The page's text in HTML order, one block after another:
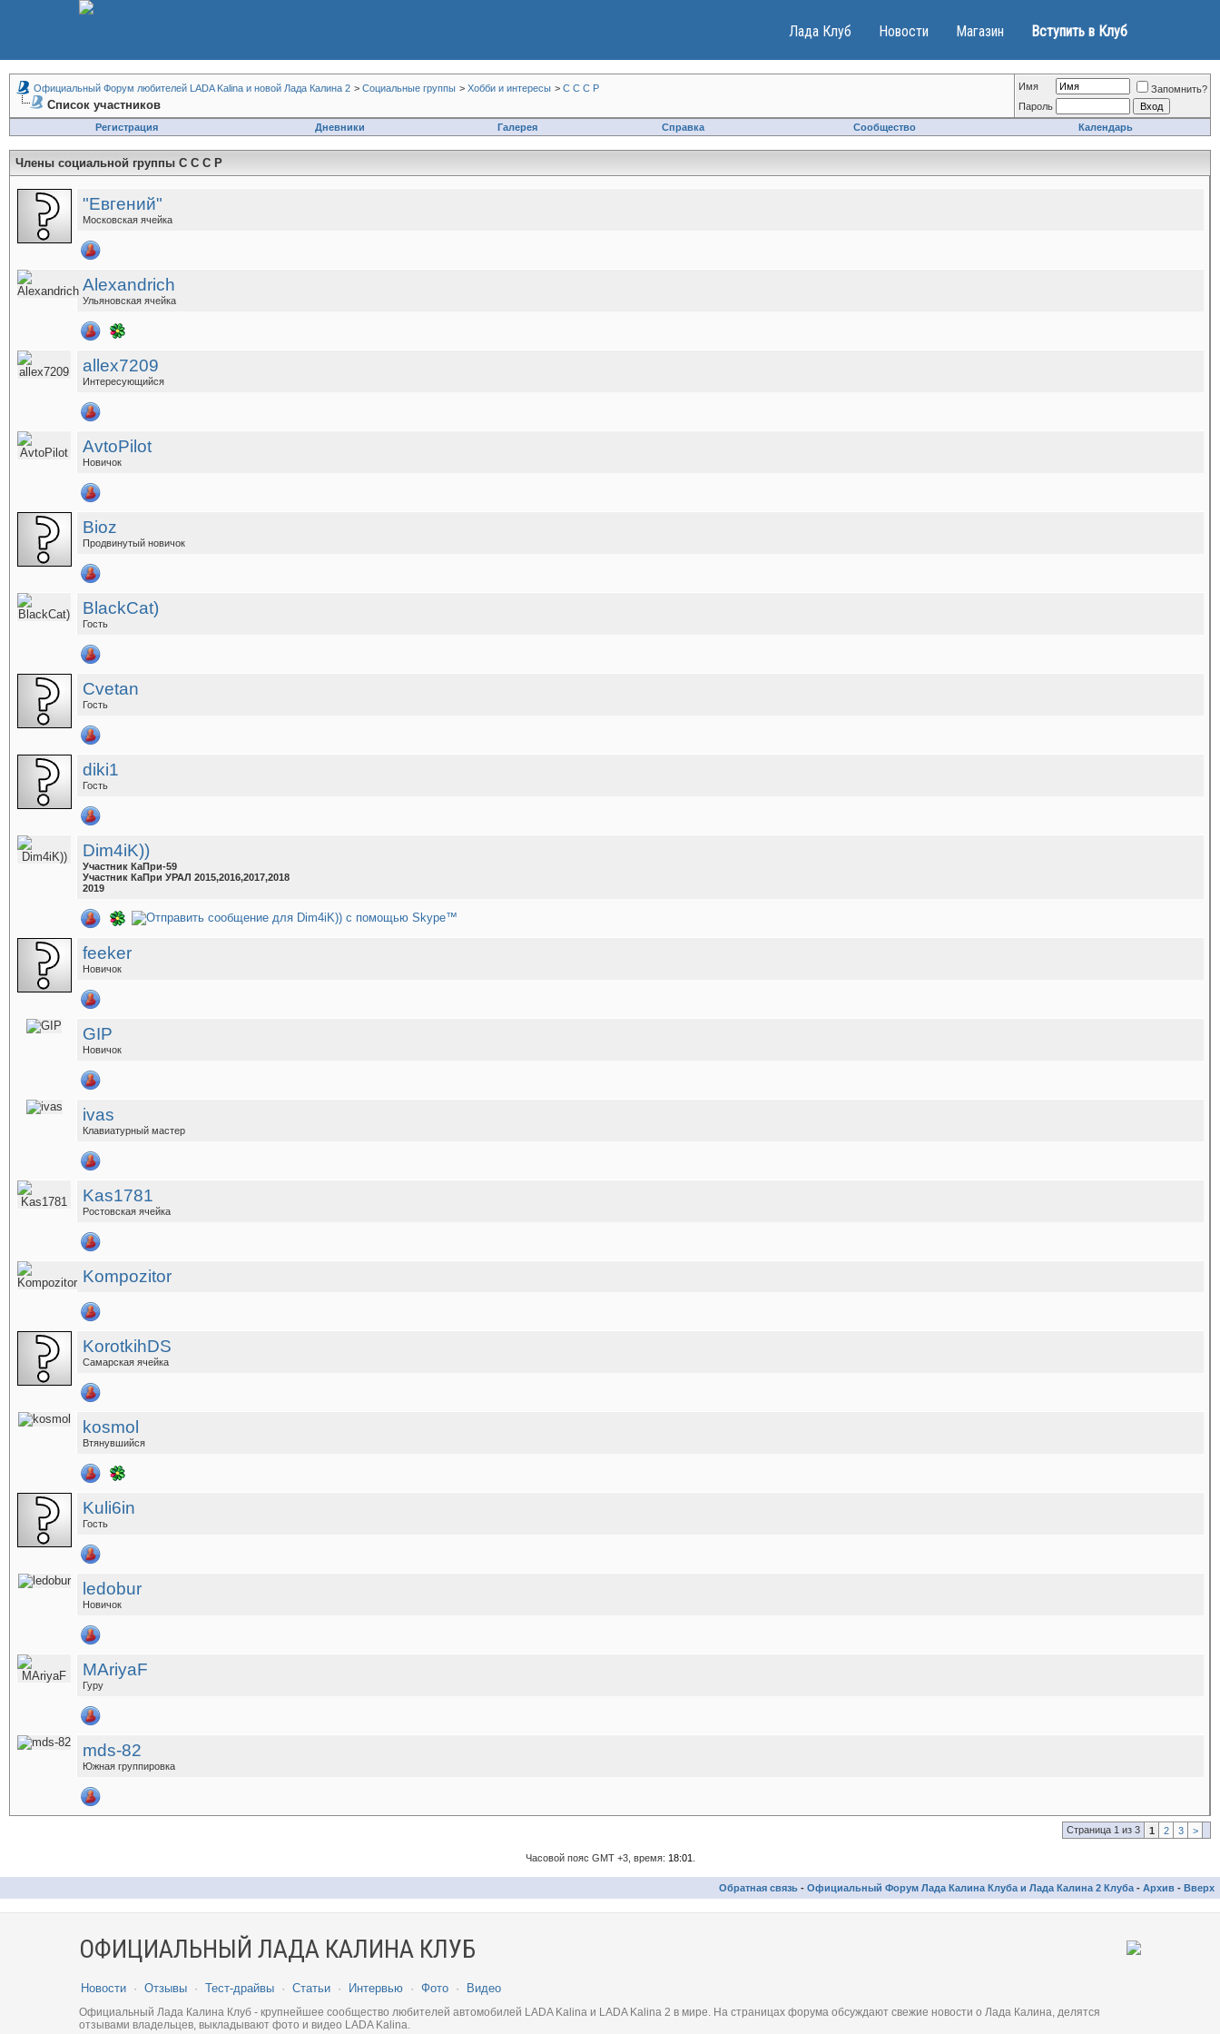
Лада Клуб Новости Магазин Вступить в Клуб
Официальный Форум любителей LADA Kalina и новой Лада Калина 2 > Социальные группы > Хобби и интересы > С С С Р
Список участников
Имя
Запомнить?
Пароль
Регистрация
Дневники Галерея Справка Сообщество Календарь
Члены социальной группы С С С Р
"Евгений"
Московская ячейка
Alexandrich
Ульяновская ячейка
allex7209
Интересующийся
AvtoPilot
Новичок
Bioz
Продвинутый новичок
BlackCat)
Гость
Cvetan
Гость
diki1
Гость
Dim4iK))
Участник КаПри-59
Участник КаПри УРАЛ 2015,2016,2017,2018
2019
feeker
Новичок
GIP
Новичок
ivas
Клавиатурный мастер
Kas1781
Ростовская ячейка
Kompozitor
KorotkihDS
Самарская ячейка
kosmol
Втянувшийся
Kuli6in
Гость
ledobur
Новичок
MAriyaF
Гуру
mds-82
Южная группировка
Страница 1 из 3 1 2 3 >
Часовой пояс GMT +3, время: 18:01
Обратная связь - Официальный Форум Лада Калина Клуба и Лада Калина 2 Клуба - Архив - Вверх
ОФИЦИАЛЬНЫЙ ЛАДА КАЛИНА КЛУБ
Новости · Отзывы · Тест-драйвы · Статьи · Интервью · Фото · Видео
Официальный Лада Калина Клуб - крупнейшее сообщество любителей автомобилей LADA Kalina и LADA Kalina 2 в мире. На страницах форума обсуждают свежие новости о Лада Калина, делятся
отзывами владельцев, выкладывают фото и видео LADA Kalina.